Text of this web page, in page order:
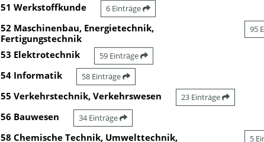
51 Werkstoffkunde 6 Einträge
52 Maschinenbau, Energietechnik,
Fertigungstechnik
95
53 Elektrotechnik 59 Einträge
54 Informatik 58 Einträge
55 Verkehrstechnik, Verkehrswesen 23 Einträge
56 Bauwesen 34 Einträge
58 Chemische Technik, Umwelttechnik,
5